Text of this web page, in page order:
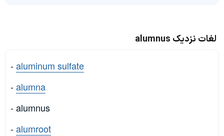
لغات نزدیک alumnus
-aluminum sulfate
-alumna
- alumnus
-alumroot